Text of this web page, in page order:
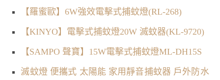
【羅蜜歐】6W強效電擊式捕蚊燈(RL-268)
【KINYO】電擊式捕蚊燈20W 滅蚊器(KL-9720)
【SAMPO 聲寶】15W電擊式捕蚊燈ML-DH15S
滅蚊燈 便攜式 太陽能 家用靜音捕蚊器 戶外防水